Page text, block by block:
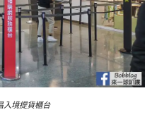
入境提貨櫃台